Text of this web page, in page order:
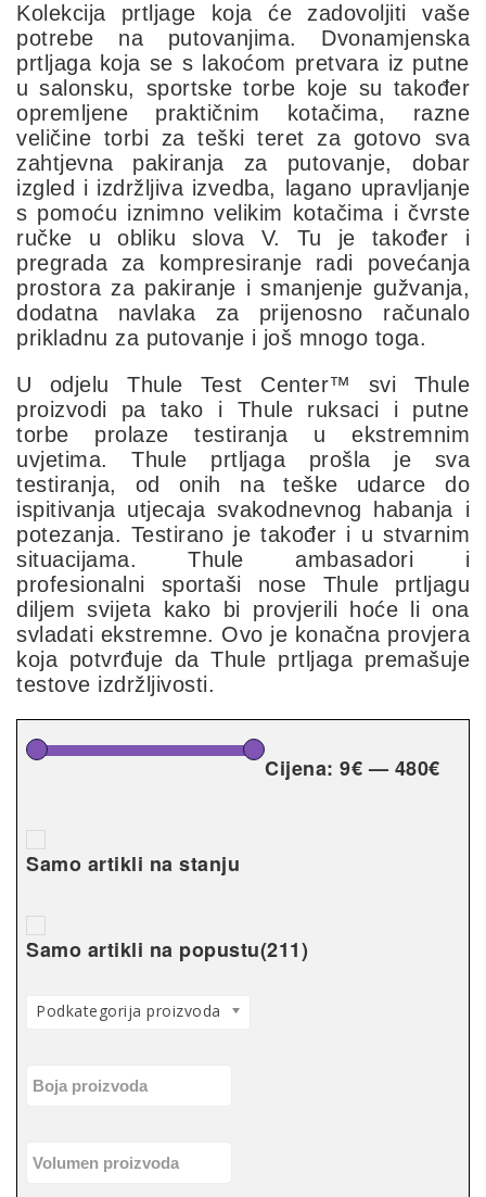
Kolekcija prtljage koja će zadovoljiti vaše
potrebe na putovanjima. Dvonamjenska
prtljaga koja se s lakoćom pretvara iz putne
u salonsku, sportske torbe koje su također
opremljene praktičnim kotačima, razne
veličine torbi za teški teret za gotovo sva
zahtjevna pakiranja za putovanje, dobar
izgled i izdržljiva izvedba, lagano upravljanje
s pomoću iznimno velikim kotačima i čvrste
ručke u obliku slova V. Tu je također i
pregrada za kompresiranje radi povećanja
prostora za pakiranje i smanjenje gužvanja,
dodatna navlaka za prijenosno računalo
prikladnu za putovanje i još mnogo toga.
U odjelu Thule Test Center™ svi Thule
proizvodi pa tako i Thule ruksaci i putne
torbe prolaze testiranja u ekstremnim
uvjetima. Thule prtljaga prošla je sva
testiranja, od onih na teške udarce do
ispitivanja utjecaja svakodnevnog habanja i
potezanja. Testirano je također i u stvarnim
situacijama. Thule ambasadori i
profesionalni sportaši nose Thule prtljagu
diljem svijeta kako bi provjerili hoće li ona
svladati ekstremne. Ovo je konačna provjera
koja potvrđuje da Thule prtljaga premašuje
testove izdržljivosti.
Cijena:9€— 480€
Samo artikli na stanju
Samo artikli na popustu(211)
Podkategorija proizvoda